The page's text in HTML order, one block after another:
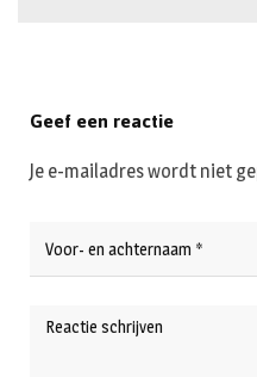
Geef een reactie
Je e-mailadres wordt niet